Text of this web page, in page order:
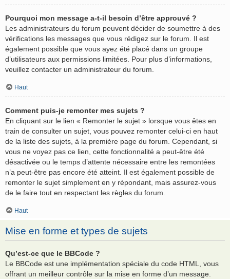
Pourquoi mon message a-t-il besoin d’être approuvé ?
Les administrateurs du forum peuvent décider de soumettre à des
vérifications les messages que vous rédigez sur le forum. Il est
également possible que vous ayez été placé dans un groupe
d’utilisateurs aux permissions limitées. Pour plus d’informations,
veuillez contacter un administrateur du forum.
Haut
Comment puis-je remonter mes sujets ?
En cliquant sur le lien « Remonter le sujet » lorsque vous êtes en
train de consulter un sujet, vous pouvez remonter celui-ci en haut
de la liste des sujets, à la première page du forum. Cependant, si
vous ne voyez pas ce lien, cette fonctionnalité a peut-être été
désactivée ou le temps d’attente nécessaire entre les remontées
n’a peut-être pas encore été atteint. Il est également possible de
remonter le sujet simplement en y répondant, mais assurez-vous
de le faire tout en respectant les règles du forum.
Haut
Mise en forme et types de sujets
Qu’est-ce que le BBCode ?
Le BBCode est une implémentation spéciale du code HTML, vous
offrant un meilleur contrôle sur la mise en forme d’un message.